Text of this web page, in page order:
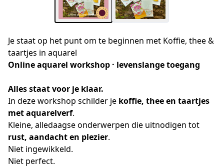
Je staat op het punt om te beginnen met Koffie, thee &
taartjes in aquarel
Online aquarel workshop · levenslange toegang
Alles staat voor je klaar.
In deze workshop schilder je koffie, thee en taartjes
met aquarelverf.
rust, aandacht en plezier.
Niet ingewikkeld.
Niet perfect.